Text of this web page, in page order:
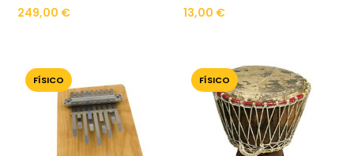
249,00 € 13,00 €
FÍSICO FÍSICO